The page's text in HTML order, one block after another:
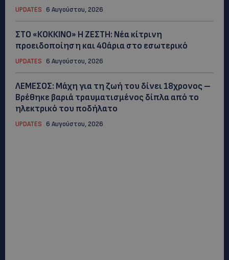
UPDATES 6 Αυγούστου, 2026
ΣΤΟ «ΚΟΚΚΙΝΟ» Η ΖΕΣΤΗ: Νέα κίτρινη
προειδοποίηση και 40άρια στο εσωτερικό
UPDATES 6 Αυγούστου, 2026
ΛΕΜΕΣΟΣ: Μάχη για τη ζωή του δίνει 18χρονος –
Βρέθηκε βαριά τραυματισμένος δίπλα από το
ηλεκτρικό του ποδήλατο
UPDATES 6 Αυγούστου, 2026